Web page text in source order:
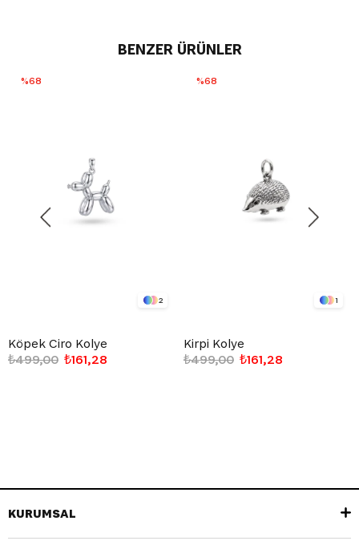
BENZER ÜRÜNLER
2
Köpek Ciro Kolye
₺161,28
₺499,00
%68
1
Kirpi Kolye
₺161,28
₺499,00
%68
KURUMSAL